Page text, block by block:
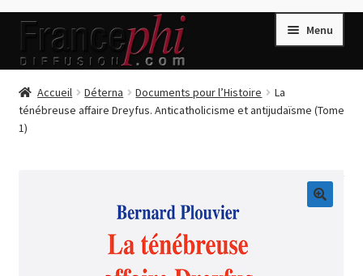
Aller
la
Aller
contenu
Menu
Accueil
Accueil
Conditions de Vente
Accueil Déterna Documents pour l’Histoire
La
ténébreuse affaire Dreyfus. Anticatholicisme et antijudaïsme (Tome
1)